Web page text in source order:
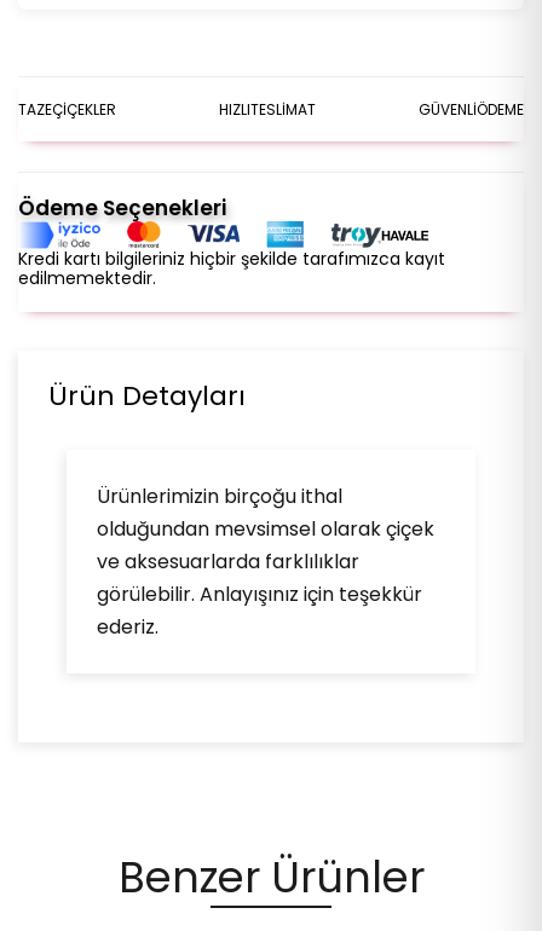
TAZEÇİÇEKLER HIZLITESLİMAT GÜVENLİÖDEME
Ödeme Seçenekleri
Kredi kartı bilgileriniz hiçbir şekilde tarafımızca kayıt
edilmemektedir.
Ürün Detayları
Ürünlerimizin birçoğu ithal
olduğundan mevsimsel olarak çiçek
ve aksesuarlarda farklılıklar
görülebilir. Anlayışınız için teşekkür
ederiz.
Benzer Ürünler